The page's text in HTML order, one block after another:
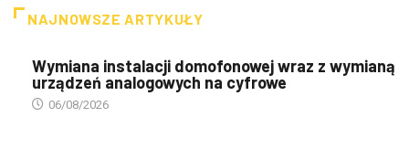
NAJNOWSZE ARTYKUŁY
Wymiana instalacji domofonowej wraz z wymianą
urządzeń analogowych na cyfrowe
06/08/2026